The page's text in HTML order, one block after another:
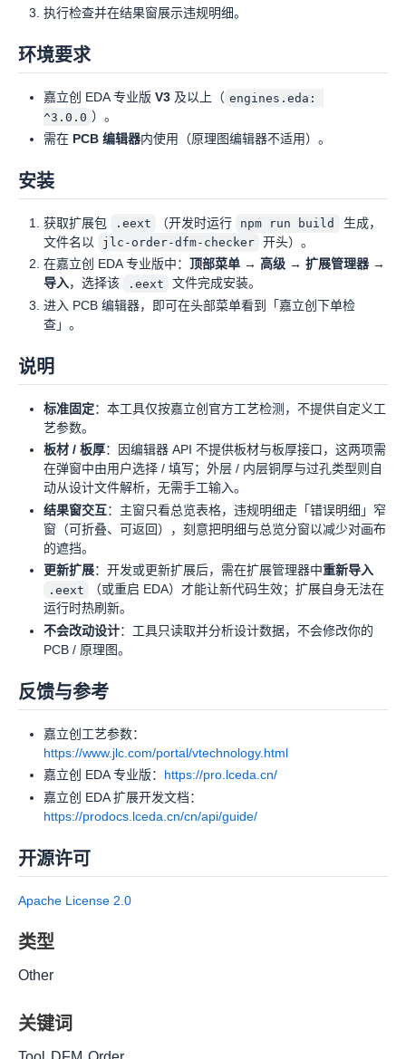
执行检查并在结果窗展示违规明细。
环境要求
嘉立创 EDA 专业版 V3 及以上（ engines.eda:
^3.0.0 ）。
需在 PCB 编辑器内使用（原理图编辑器不适用）。
安装
获取扩展包 .eext （开发时运行 npm run build
生成，
文件名以
jlc-order-dfm-checker 开头）。
在嘉立创 EDA 专业版中： 顶部菜单 → 高级 → 扩展管理器 →
导入，选择该 .eext
文件完成安装。
进入 PCB 编辑器，即可在头部菜单看到「嘉立创下单检
查」。
说明
标准固定：本工具仅按嘉立创官方工艺检测，不提供自定义工
艺参数。
板材 / 板厚：因编辑器 API 不提供板材与板厚接口，这两项需
在弹窗中由用户选择 / 填写；外层 / 内层铜厚与过孔类型则自
动从设计文件解析，无需手工输入。
结果窗交互：主窗只看总览表格，违规明细走「错误明细」窄
窗（可折叠、可返回），刻意把明细与总览分窗以减少对画布
的遮挡。
更新扩展：开发或更新扩展后，需在扩展管理器中重新导入
.eext
（或重启 EDA）才能让新代码生效；扩展自身无法在
运行时热刷新。
不会改动设计：工具只读取并分析设计数据，不会修改你的
PCB / 原理图。
反馈与参考
嘉立创工艺参数：
https://www.jlc.com/portal/vtechnology.html
嘉立创 EDA 专业版： https://pro.lceda.cn/
嘉立创 EDA 扩展开发文档：
https://prodocs.lceda.cn/cn/api/guide/
开源许可
Apache License 2.0
类型
Other
关键词